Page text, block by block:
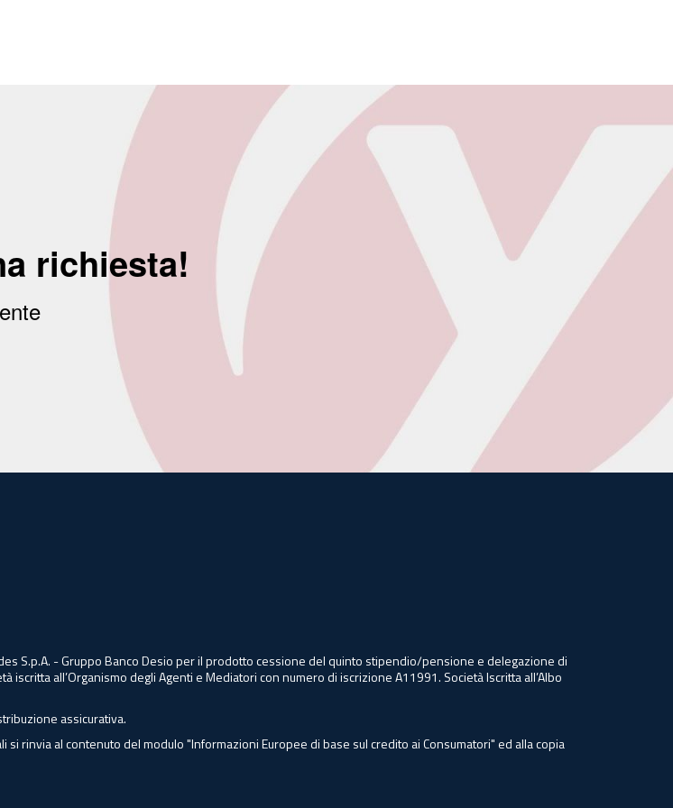
richiesta!
S.p.A. - Gruppo Banco Desio per il prodotto cessione del quinto stipendio/pensione e delegazione di
all’Organismo degli Agenti e Mediatori con numero di iscrizione A11991. Società Iscritta all’Albo
assicurativa.
rinvia al contenuto del modulo "Informazioni Europee di base sul credito ai Consumatori" ed alla copia